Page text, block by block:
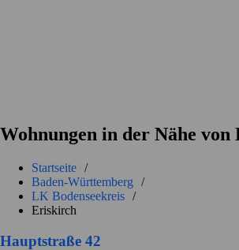
Wohnungen in der Nähe
Startseite /
Baden-Württemberg
/
LK Bodenseekreis /
Eriskirch
Hauptstraße 42